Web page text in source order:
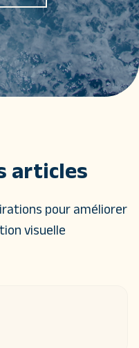
articles
pour améliorer
visuelle